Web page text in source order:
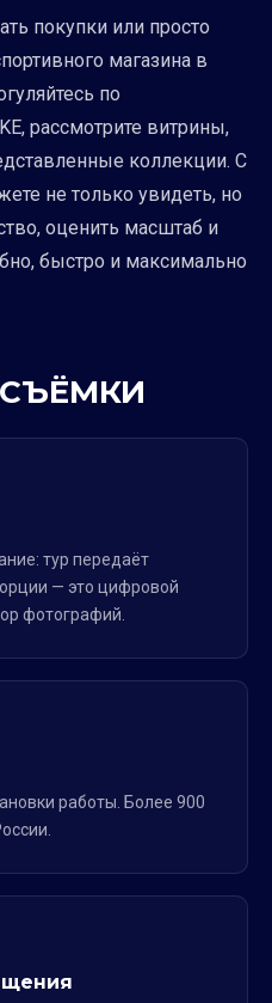
покупки или просто
магазина в
по
рассмотрите витрины,
коллекции. С
не только увидеть, но
оценить масштаб и
быстро и максимально
тур передаёт
— это цифровой
фотографий.
работы. Более 900